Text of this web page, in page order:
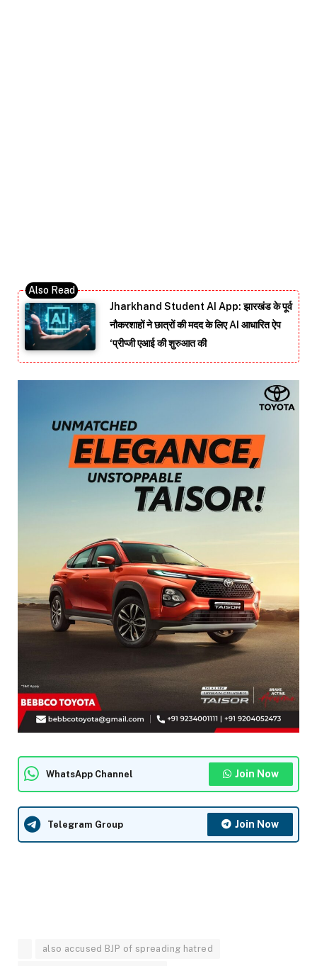
Jharkhand Student AI App: झारखंड के पूर्व
नौकरशाहों ने छात्रों की मदद के लिए AI आधारित ऐप
‘प्रीप्जी एआई की शुरुआत की
WhatsApp Channel Join Now
Telegram Group Join Now
also accused BJP of spreading hatred